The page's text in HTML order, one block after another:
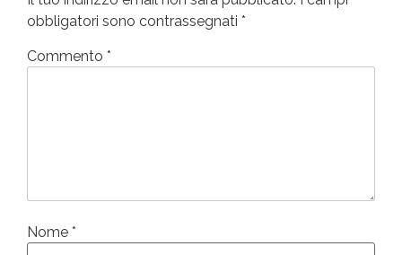
obbligatori sono contrassegnati *
Commento *
Nome *